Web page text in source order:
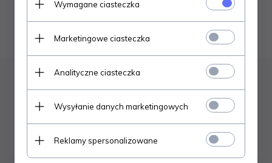
korzystając z zaawansowanych filtrów.
szukanie zaawansowane
Darmowa dostawa
od 1500zł
Bezpieczne
zakupy
Wymagane ciasteczka
Marketingowe ciasteczka
Analityczne ciasteczka
Wysyłanie danych marketingowych
Reklamy spersonalizowane